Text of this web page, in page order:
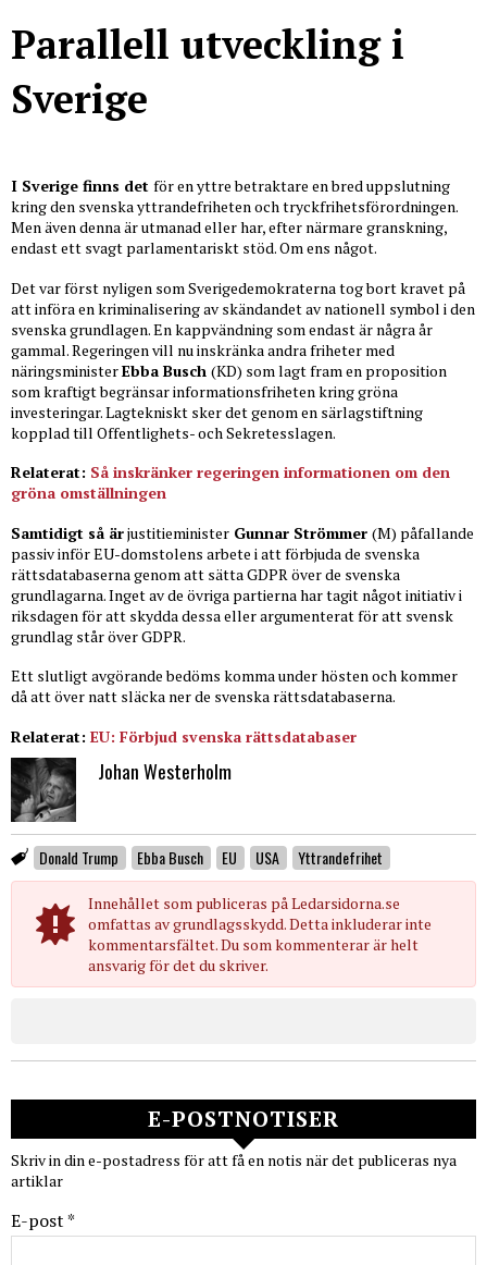
Parallell utveckling i
Sverige
I Sverige finns det för en yttre betraktare en bred uppslutning
kring den svenska yttrandefriheten och tryckfrihetsförordningen.
Men även denna är utmanad eller har, efter närmare granskning,
endast ett svagt parlamentariskt stöd. Om ens något.
Det var först nyligen som Sverigedemokraterna tog bort kravet på
att införa en kriminalisering av skändandet av nationell symbol i den
svenska grundlagen. En kappvändning som endast är några år
gammal. Regeringen vill nu inskränka andra friheter med
näringsministerEbba Busch (KD) som lagt fram en proposition
som kraftigt begränsar informationsfriheten kring gröna
investeringar. Lagtekniskt sker det genom en särlagstiftning
kopplad till Offentlighets- och Sekretesslagen.
Relaterat: Så inskränker regeringen informationen om den
gröna omställningen
Samtidigt så ärjustitieminister Gunnar Strömmer (M) påfallande
passiv inför EU-domstolens arbete i att förbjuda de svenska
rättsdatabaserna genom att sätta GDPR över de svenska
grundlagarna. Inget av de övriga partierna har tagit något initiativ i
riksdagen för att skydda dessa eller argumenterat för att svensk
grundlag står över GDPR.
Ett slutligt avgörande bedöms komma under hösten och kommer
då att över natt släcka ner de svenska rättsdatabaserna.
Relaterat: EU: Förbjud svenska rättsdatabaser
Johan Westerholm
Donald Trump Ebba Busch EU USA Yttrandefrihet
Innehållet som publiceras på Ledarsidorna.se
omfattas av grundlagsskydd. Detta inkluderar inte
kommentarsfältet. Du som kommenterar är helt
ansvarig för det du skriver.
E-POSTNOTISER
Skriv in din e-postadress för att få en notis när det publiceras nya
artiklar
E-post *